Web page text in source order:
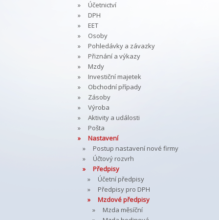
Účetnictví
DPH
EET
Osoby
Pohledávky a závazky
Přiznání a výkazy
Mzdy
Investiční majetek
Obchodní případy
Zásoby
Výroba
Aktivity a události
Pošta
Nastavení
Postup nastavení nové firmy
Účtový rozvrh
Předpisy
Účetní předpisy
Předpisy pro DPH
Mzdové předpisy
Mzda měsíční